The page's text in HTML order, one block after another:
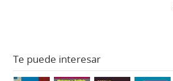
Te puede interesar